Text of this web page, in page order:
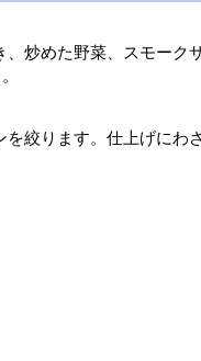
炒めた野菜、スモーク
絞ります。仕上げにわ